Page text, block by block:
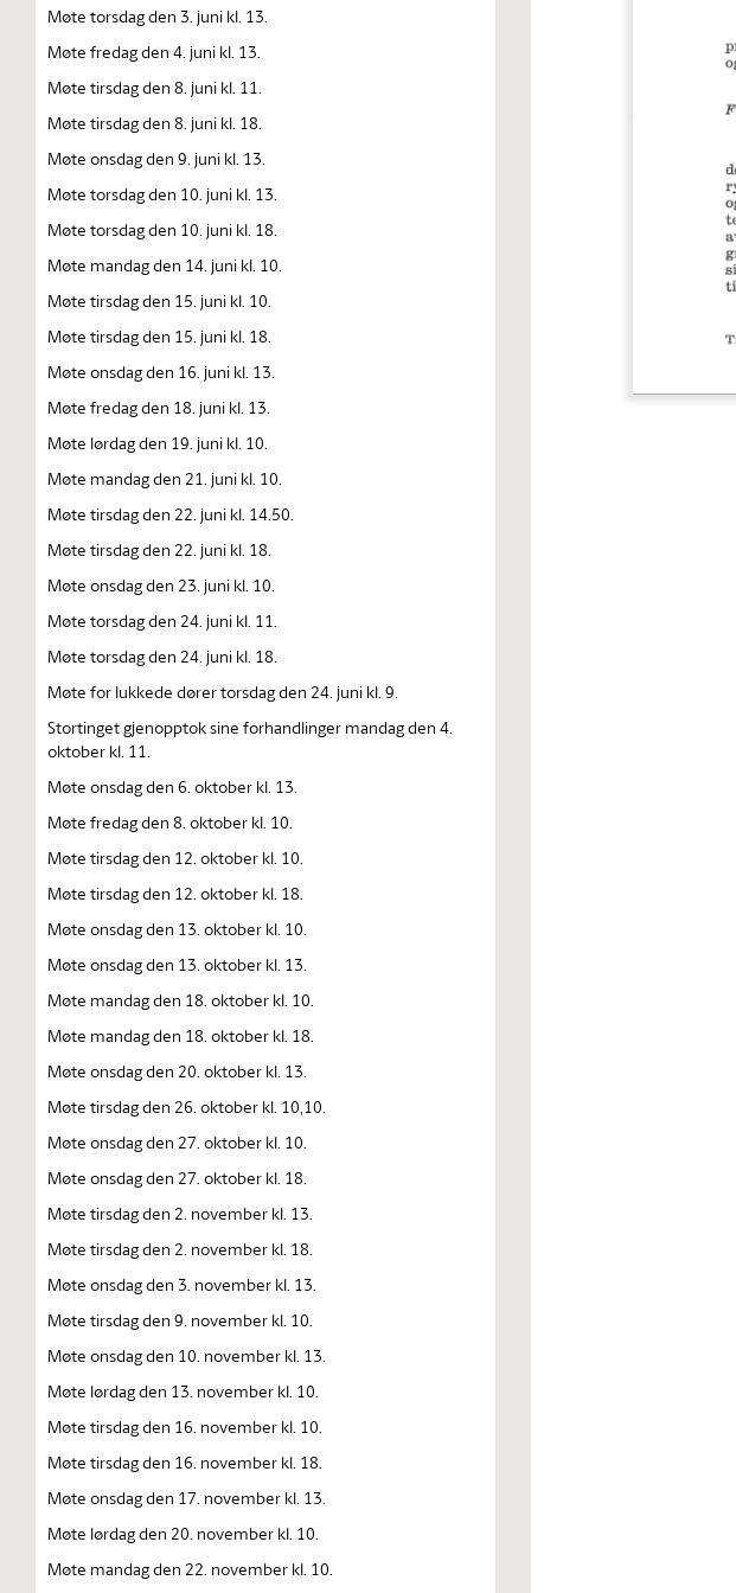
Møte torsdag den 3. juni kl. 13.
Møte fredag den 4. juni kl. 13.
Møte tirsdag den 8. juni kl. 11.
Møte tirsdag den 8. juni kl. 18.
Møte onsdag den 9. juni kl. 13.
Møte torsdag den 10. juni kl. 13.
Møte torsdag den 10. juni kl. 18.
Møte mandag den 14. juni kl. 10.
Møte tirsdag den 15. juni kl. 10.
Møte tirsdag den 15. juni kl. 18.
Møte onsdag den 16. juni kl. 13.
Møte fredag den 18. juni kl. 13.
Møte lørdag den 19. juni kl. 10.
Møte mandag den 21. juni kl. 10.
Møte tirsdag den 22. juni kl. 14.50.
Møte tirsdag den 22. juni kl. 18.
Møte onsdag den 23. juni kl. 10.
Møte torsdag den 24. juni kl. 11.
Møte torsdag den 24. juni kl. 18.
Møte for lukkede dører torsdag den 24. juni kl. 9.
Stortinget gjenopptok sine forhandlinger mandag den 4.
oktober kl. 11.
Møte onsdag den 6. oktober kl. 13.
Møte fredag den 8. oktober kl. 10.
Møte tirsdag den 12. oktober kl. 10.
Møte tirsdag den 12. oktober kl. 18.
Møte onsdag den 13. oktober kl. 10.
Møte onsdag den 13. oktober kl. 13.
Møte mandag den 18. oktober kl. 10.
Møte mandag den 18. oktober kl. 18.
Møte onsdag den 20. oktober kl. 13.
Møte tirsdag den 26. oktober kl. 10,10.
Møte onsdag den 27. oktober kl. 10.
Møte onsdag den 27. oktober kl. 18.
Møte tirsdag den 2. november kl. 13.
Møte tirsdag den 2. november kl. 18.
Møte onsdag den 3. november kl. 13.
Møte tirsdag den 9. november kl. 10.
Møte onsdag den 10. november kl. 13.
Møte lørdag den 13. november kl. 10.
Møte tirsdag den 16. november kl. 10.
Møte tirsdag den 16. november kl. 18.
Møte onsdag den 17. november kl. 13.
Møte lørdag den 20. november kl. 10.
Møte mandag den 22. november kl. 10.